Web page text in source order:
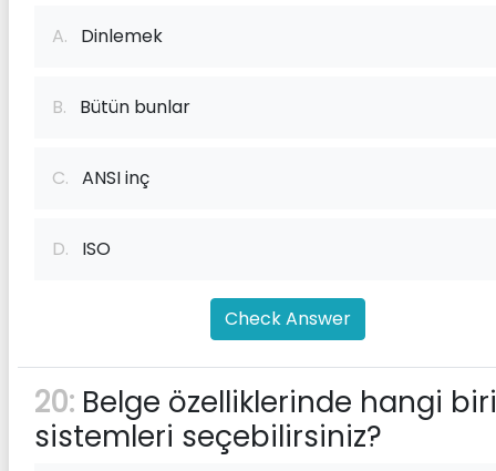
A. Dinlemek
B. Bütün bunlar
C. ANSI inç
D. ISO
Check Answer
20: Belge özelliklerinde hangi
sistemleri seçebilirsiniz?